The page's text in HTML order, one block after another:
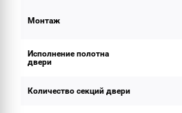
Монтаж
Исполнение полотна
двери
Количество секций двери